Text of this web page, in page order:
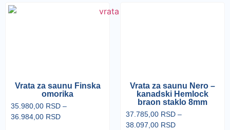
Vrata za saunu Finska
omorika
35.980,00 RSD –
36.984,00 RSD
Vrata za saunu Nero –
kanadski Hemlock
braon staklo 8mm
37.785,00 RSD –
38.097,00 RSD